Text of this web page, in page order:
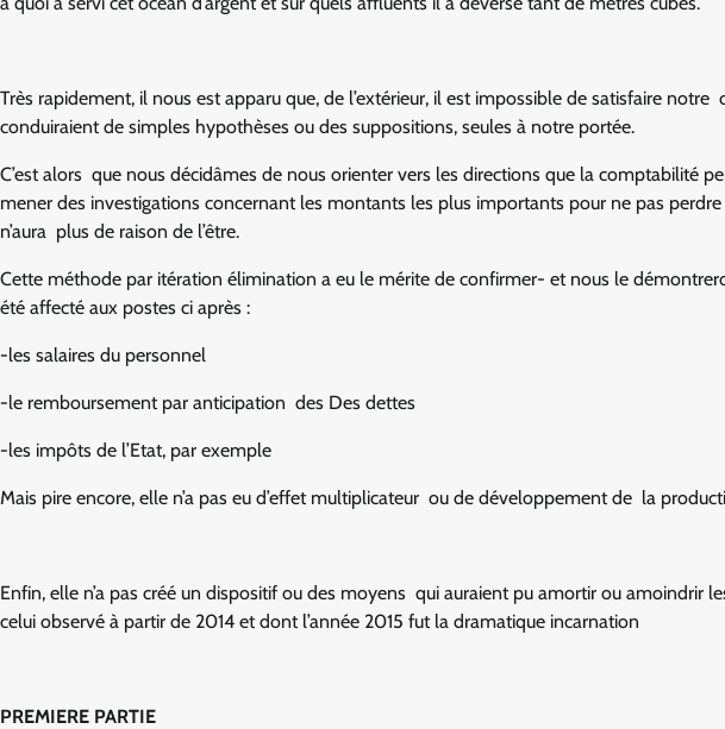
Très rapidement, il nous est apparu que, de l’extérieur, il est impossible de satisfaire notre
conduiraient de simples hypothèses ou des suppositions, seules à notre portée.
C’est alors que nous décidâmes de nous orienter vers les directions que la comptabilité
mener des investigations concernant les montants les plus importants pour ne pas
n’aura plus de raison de l’être.
Cette méthode par itération élimination a eu le mérite de confirmer- et nous le
été affecté aux postes ci après :
-les salaires du personnel
-le remboursement par anticipation des Des dettes
-les impôts de l’Etat, par exemple
Mais pire encore, elle n’a pas eu d’effet multiplicateur ou de développement de la
Enfin, elle n’a pas créé un dispositif ou des moyens qui auraient pu amortir ou amoindrir
celui observé à partir de 2014 et dont l’année 2015 fut la dramatique incarnation
PREMIERE PARTIE